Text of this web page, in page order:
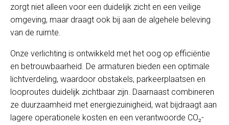
zorgt niet alleen voor een duidelijk zicht en een veilige
omgeving, maar draagt ook bij aan de algehele beleving
van de ruimte.
Onze verlichting is ontwikkeld met het oog op efficiëntie
en betrouwbaarheid. De armaturen bieden een optimale
lichtverdeling, waardoor obstakels, parkeerplaatsen en
looproutes duidelijk zichtbaar zijn. Daarnaast combineren
ze duurzaamheid met energiezuinigheid, wat bijdraagt aan
lagere operationele kosten en een verantwoorde CO₂-